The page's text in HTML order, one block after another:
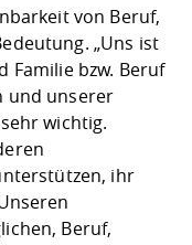
Fremdsprachen
Jobs, Praktika,
von Beruf,
„Uns ist
Familie bzw. Beruf
und unserer
wichtig.
ihr
Beruf,